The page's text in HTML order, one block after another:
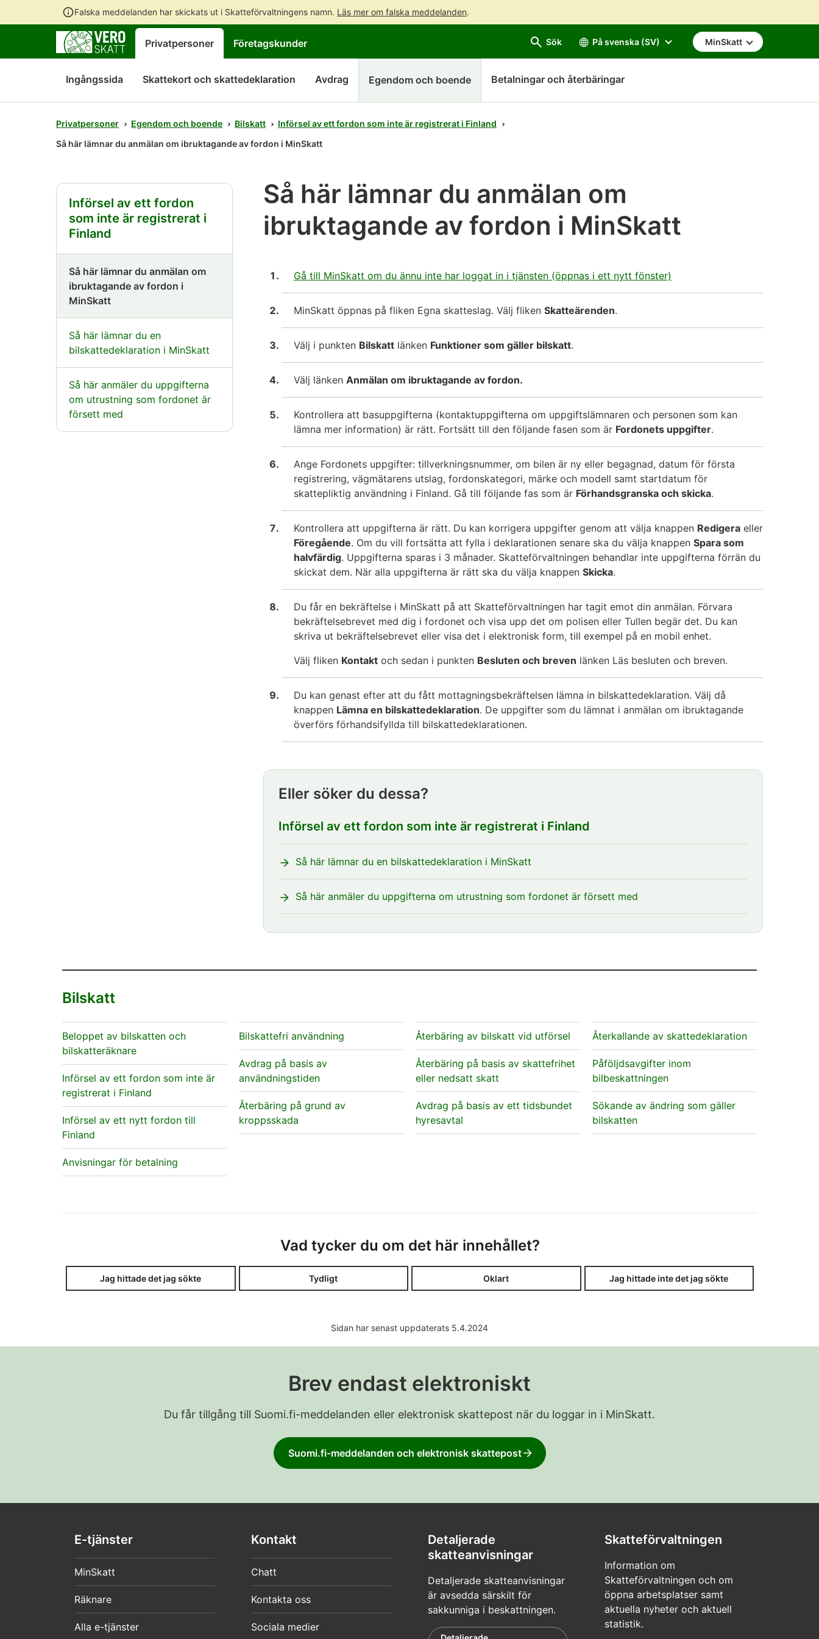
Falska meddelanden har skickats ut i Skatteförvaltningens namn. Läs mer om falska meddelanden.
till
innehållet
hela
webbplatsens
Privatpersoner Företagskunder Sök På svenska (SV) MinSkatt
Ingångssida Skattekort och skattedeklaration Avdrag Egendom och boende Betalningar och återbäringar
Privatpersoner Egendom och boende Bilskatt
Införsel av ett fordon som inte är registrerat i Finland
Så här lämnar du anmälan om ibruktagande av fordon i MinSkatt
Införsel av ett fordon
som inte är registrerat i
Finland
Så här lämnar du anmälan om
ibruktagande av fordon i
MinSkatt
Så här lämnar du en
bilskattedeklaration i MinSkatt
Så här anmäler du uppgifterna
om utrustning som fordonet är
försett med
Så här lämnar du anmälan om
ibruktagande av fordon i MinSkatt
Gå till MinSkatt om du ännu inte har loggat in i tjänsten (öppnas i ett nytt fönster)
MinSkatt öppnas på fliken Egna skatteslag. Välj fliken Skatteärenden.
Välj i punkten Bilskatt länken Funktioner som gäller bilskatt.
Välj länken Anmälan om ibruktagande av fordon.
Kontrollera att basuppgifterna (kontaktuppgifterna om uppgiftslämnaren och personen som kan
lämna mer information) är rätt. Fortsätt till den följande fasen som är Fordonets uppgifter.
Ange Fordonets uppgifter: tillverkningsnummer, om bilen är ny eller begagnad, datum för första
registrering, vägmätarens utslag, fordonskategori, märke och modell samt startdatum för
skattepliktig användning i Finland. Gå till följande fas som är Förhandsgranska och skicka.
Kontrollera att uppgifterna är rätt. Du kan korrigera uppgifter genom att välja knappen Redigera eller
Föregående. Om du vill fortsätta att fylla i deklarationen senare ska du välja knappen Spara som
halvfärdig. Uppgifterna sparas i 3 månader. Skatteförvaltningen behandlar inte uppgifterna förrän du
skickat dem. När alla uppgifterna är rätt ska du välja knappen Skicka.
Du får en bekräftelse i MinSkatt på att Skatteförvaltningen har tagit emot din anmälan. Förvara
bekräftelsebrevet med dig i fordonet och visa upp det om polisen eller Tullen begär det. Du kan
skriva ut bekräftelsebrevet eller visa det i elektronisk form, till exempel på en mobil enhet.
Välj fliken Kontakt och sedan i punkten Besluten och breven länken Läs besluten och breven.
Du kan genast efter att du fått mottagningsbekräftelsen lämna in bilskattedeklaration. Välj då
knappen Lämna en bilskattedeklaration. De uppgifter som du lämnat i anmälan om ibruktagande
överförs förhandsifyllda till bilskattedeklarationen.
Eller söker du dessa?
Införsel av ett fordon som inte är registrerat i Finland
Så här lämnar du en bilskattedeklaration i MinSkatt
Så här anmäler du uppgifterna om utrustning som fordonet är försett med
Bilskatt
Beloppet av bilskatten och
bilskatteräknare
Införsel av ett fordon som inte är
registrerat i Finland
Införsel av ett nytt fordon till
Finland
Anvisningar för betalning
Bilskattefri användning
Avdrag på basis av
användningstiden
Återbäring på grund av
kroppsskada
Återbäring av bilskatt vid utförsel
Återbäring på basis av skattefrihet
eller nedsatt skatt
Avdrag på basis av ett tidsbundet
hyresavtal
Återkallande av skattedeklaration
Påföljdsavgifter inom
bilbeskattningen
Sökande av ändring som gäller
bilskatten
Vad tycker du om det här innehållet?
Jag hittade det jag sökte Tydligt Oklart Jag hittade inte det jag sökte
Sidan har senast uppdaterats 5.4.2024
Brev endast elektroniskt
Du får tillgång till Suomi.fi-meddelanden eller elektronisk skattepost när du loggar in i MinSkatt.
Suomi.fi-meddelanden och elektronisk skattepost
E-tjänster
MinSkatt
Räknare
Alla e-tjänster
Kontakt
Chatt
Kontakta oss
Sociala medier
Detaljerade
skatteanvisningar
Detaljerade skatteanvisningar
är avsedda särskilt för
sakkunniga i beskattningen.
Skatteförvaltningen
Information om
Skatteförvaltningen och om
öppna arbetsplatser samt
aktuella nyheter och aktuell
statistik.